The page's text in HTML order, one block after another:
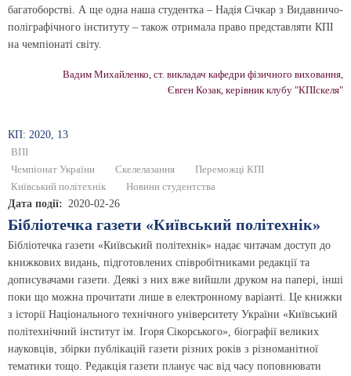
багатоборстві. А ще одна наша студентка – Надія Січкар з Видавничо-
поліграфічного інституту – також отримала право представляти КПІ
на чемпіонаті світу.
Вадим Михайленко, ст. викладач кафедри фізичного виховання,
Євген Козак, керівник клубу "КПІскеля"
КП: 2020, 13
ВПІ
Чемпіонат України
Скелелазання
Переможці КПІ
Київський політехнік
Новини студентства
Дата події 2020-02-26
Бібліотечка газети «Київський політехнік»
Бібліотечка газети «Київський політехнік» надає читачам доступ до
книжкових видань, підготовлених співробітниками редакції та
дописувачами газети. Деякі з них вже вийшли друком на папері, інші
поки що можна прочитати лише в електронному варіанті. Це книжки
з історії Національного технічного університету України «Київський
політехнічний інститут ім. Ігоря Сікорського», біографії великих
науковців, збірки публікацій газети різних років з різноманітної
тематики тощо. Редакція газети планує час від часу поповнювати